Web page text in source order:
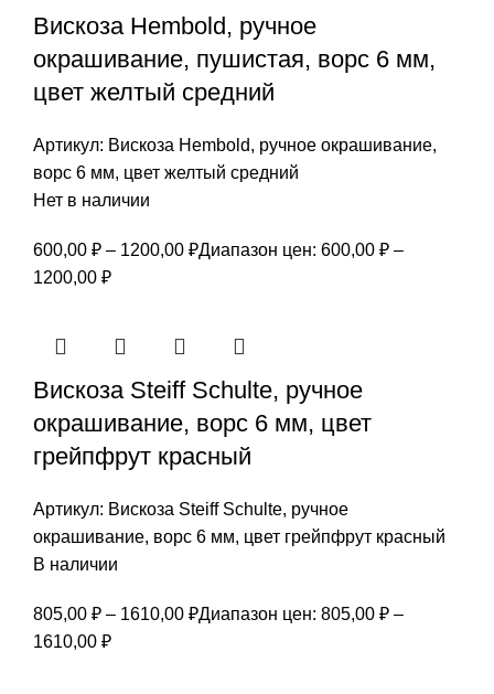
Вискоза Hembold, ручное
окрашивание, пушистая, ворс 6 мм,
цвет желтый средний
Артикул: Вискоза Hembold, ручное окрашивание,
ворс 6 мм, цвет желтый средний
Нет в наличии
600,00 ₽ – 1200,00 ₽Диапазон цен: 600,00 ₽ –
1200,00 ₽
Вискоза Steiff Schulte, ручное
окрашивание, ворс 6 мм, цвет
грейпфрут красный
Артикул: Вискоза Steiff Schulte, ручное
окрашивание, ворс 6 мм, цвет грейпфрут красный
В наличии
805,00 ₽ – 1610,00 ₽Диапазон цен: 805,00 ₽ –
1610,00 ₽